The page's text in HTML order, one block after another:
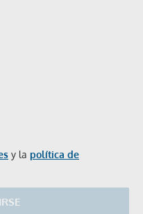
y la política de